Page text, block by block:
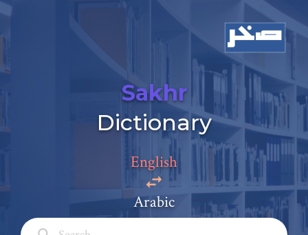
Sakhr
Dictionary
English
Arabic
Add a comment
Full Name: *